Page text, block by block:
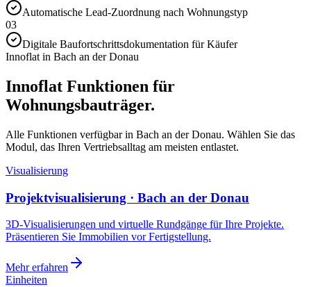
Automatische Lead-Zuordnung nach Wohnungstyp
03
Digitale Baufortschrittsdokumentation für Käufer
Innoflat in Bach an der Donau
Innoflat Funktionen für
Wohnungsbauträger.
Alle Funktionen verfügbar in Bach an der Donau. Wählen Sie das
Modul, das Ihren Vertriebsalltag am meisten entlastet.
Visualisierung
Projektvisualisierung · Bach an der Donau
3D-Visualisierungen und virtuelle Rundgänge für Ihre Projekte.
Präsentieren Sie Immobilien vor Fertigstellung.
Mehr erfahren
Einheiten